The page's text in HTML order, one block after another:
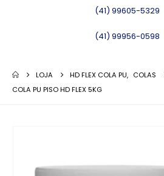
(41) 99605-5329
(41) 99956-0598
LOJA HD FLEX COLA PU, COLAS
COLA PU PISO HD FLEX 5KG